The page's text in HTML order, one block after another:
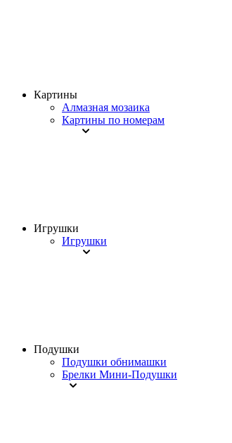
Картины
Алмазная мозаика
Картины по номерам
Игрушки
Игрушки
Подушки
Подушки обнимашки
Брелки Мини-Подушки